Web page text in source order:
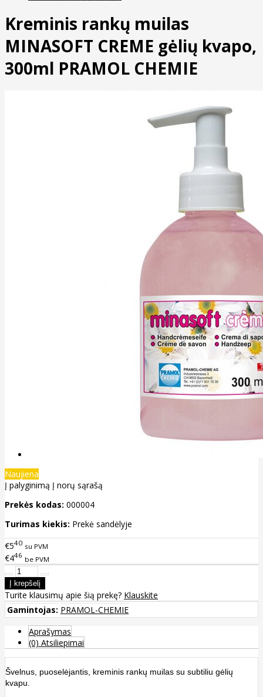
Kreminis rankų muilas
MINASOFT CREME gėlių kvapo,
300ml PRAMOL CHEMIE
Naujiena
Į palyginimą Į norų sąrašą
Prekės kodas: 000004
Turimas kiekis: Prekė sandėlyje
€540 su PVM
€446 be PVM
Turite klausimų apie šią prekę? Klauskite
Gamintojas: PRAMOL-CHEMIE
Aprašymas
(0) Atsiliepimai
Švelnus, puoselėjantis, kreminis rankų muilas su subtiliu gėlių
kvapu.